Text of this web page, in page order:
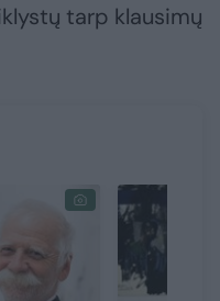
tarp klausimų